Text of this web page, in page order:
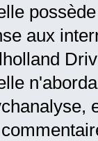
aux